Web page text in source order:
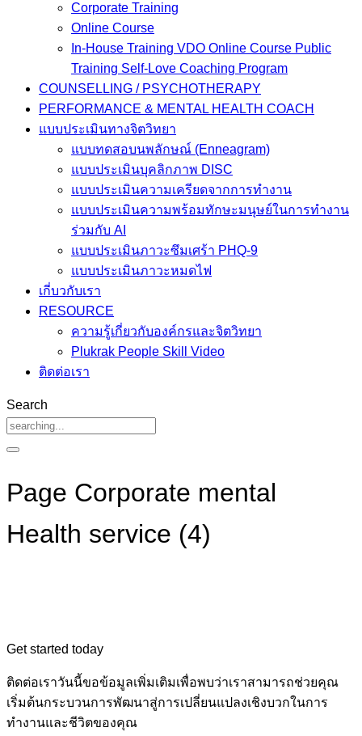
Corporate Training
Online Course
In-House Training VDO Online Course Public
Training Self-Love Coaching Program
COUNSELLING / PSYCHOTHERAPY
PERFORMANCE & MENTAL HEALTH COACH
แบบประเมินทางจิตวิทยา
แบบทดสอบนพลักษณ์ (Enneagram)
แบบประเมินบุคลิกภาพ DISC
แบบประเมินความเครียดจากการทำงาน
แบบประเมินความพร้อมทักษะมนุษย์ในการทำงาน
ร่วมกับ AI
แบบประเมินภาวะซึมเศร้า PHQ-9
แบบประเมินภาวะหมดไฟ
เกี่บวกับเรา
RESOURCE
ความรู้เกี่ยวกับองค์กรและจิตวิทยา
Plukrak People Skill Video
ติดต่อเรา
Search
Page Corporate mental
Health service (4)
Get started today
ติดต่อเราวันนี้ขอข้อมูลเพิ่มเติมเพื่อพบว่าเราสามารถช่วยคุณ
เริ่มต้นกระบวนการพัฒนาสู่การเปลี่ยนแปลงเชิงบวกในการ
ทำงานและชีวิตของคุณ